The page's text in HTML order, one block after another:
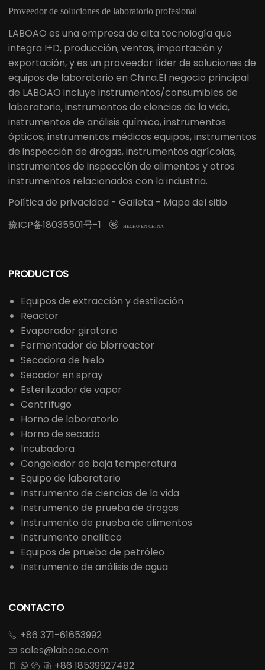
Proveedor de soluciones de laboratorio profesional
LABOAO es una empresa de alta tecnología que
integra I+D, producción, ventas, importación y
exportación, y es un proveedor líder de soluciones de
equipos de laboratorio en China.El negocio principal
de LABOAO incluye instrumentos/consumibles de
laboratorio, instrumentos de ciencias de la vida,
instrumentos de análisis químico, instrumentos
ópticos, instrumentos médicos equipos, instrumentos
de inspección de drogas, instrumentos agrícolas,
instrumentos de inspección de alimentos y otros
instrumentos relacionados con la industria.
Política de privacidad - Galleta - Mapa del sitio
豫ICP备18035501号-1
 HECHO EN CHINA
PRODUCTOS
Equipos de extracción y destilación
Reactor
Evaporador giratorio
Fermentador de biorreactor
Secadora de hielo
Secador en spray
Esterilizador de vapor
Centrífugo
Horno de laboratorio
Horno de secado
Incubadora
Congelador de baja temperatura
Equipo de laboratorio
Instrumento de ciencias de la vida
Instrumento de prueba de drogas
Instrumento de prueba de alimentos
Instrumento analítico
Equipos de prueba de petróleo
Instrumento de análisis de agua
CONTACTO
 +86 371-61653992
 sales@laboao.com
    +86 18539927482